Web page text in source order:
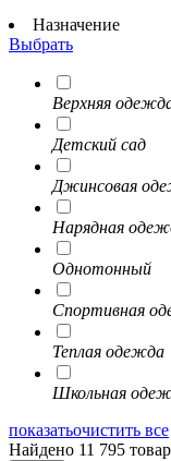
Назначение
Выбрать
Верхняя
Детский сад
Джинсовая
Нарядная
Однотонный
Спортивная
Теплая одежда
Школьная
показатьочистить все
Найдено 11 795